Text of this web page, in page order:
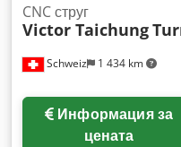
Schweiz 1 434 km
CNC струг
Victor Taichung
Информация за
цената